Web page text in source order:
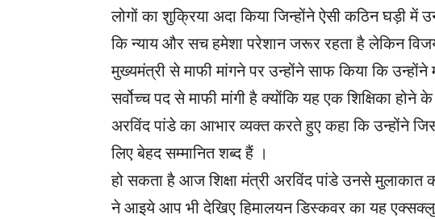
लोगों का शुक्रिया अदा किया जिन्होंने ऐसी कठिन घड़ी में
कि न्याय और सच हमेशा परेशान जरूर रहता है लेकिन
मुख्यमंत्री से माफी मांगने पर उन्होंने साफ किया कि
सर्वोच्च पद से माफी मांगी है क्योंकि यह एक शिक्षिका होने
अरविंद पांडे का आभार व्यक्त करते हुए कहा कि उन्होंने
लिए बेहद सम्मानित शब्द हैं ।
हो सकता है आज शिक्षा मंत्री अरविंद पांडे उनसे मुलाकात
ने आइये आप भी देखिए हिमालयन डिस्कवर का यह